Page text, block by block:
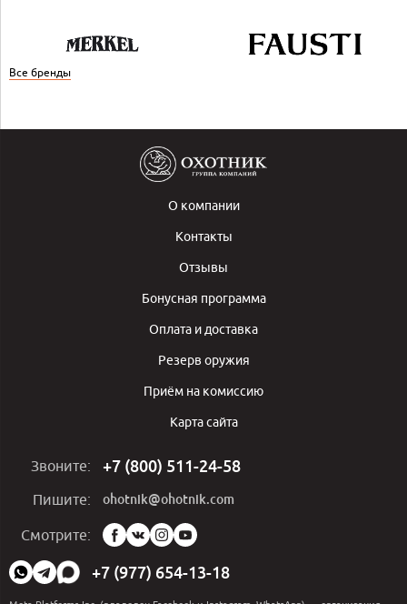
Все бренды
О компании
Контакты
Отзывы
Бонусная программа
Оплата и доставка
Резерв оружия
Приём на комиссию
Карта сайта
Звоните: +7 (800) 511-24-58
Пишите: ohotnik@ohotnik.com
Смотрите:
Мы
в
социальных
сетях:
+7 (977) 654-13-18